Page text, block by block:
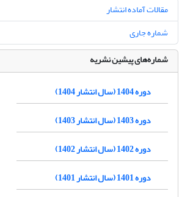
مقالات آماده انتشار
شماره جاری
شماره‌های پیشین نشریه
دوره 1404 (سال انتشار 1404)
دوره 1403 (سال انتشار 1403)
دوره 1402 (سال انتشار 1402)
دوره 1401 (سال انتشار 1401)